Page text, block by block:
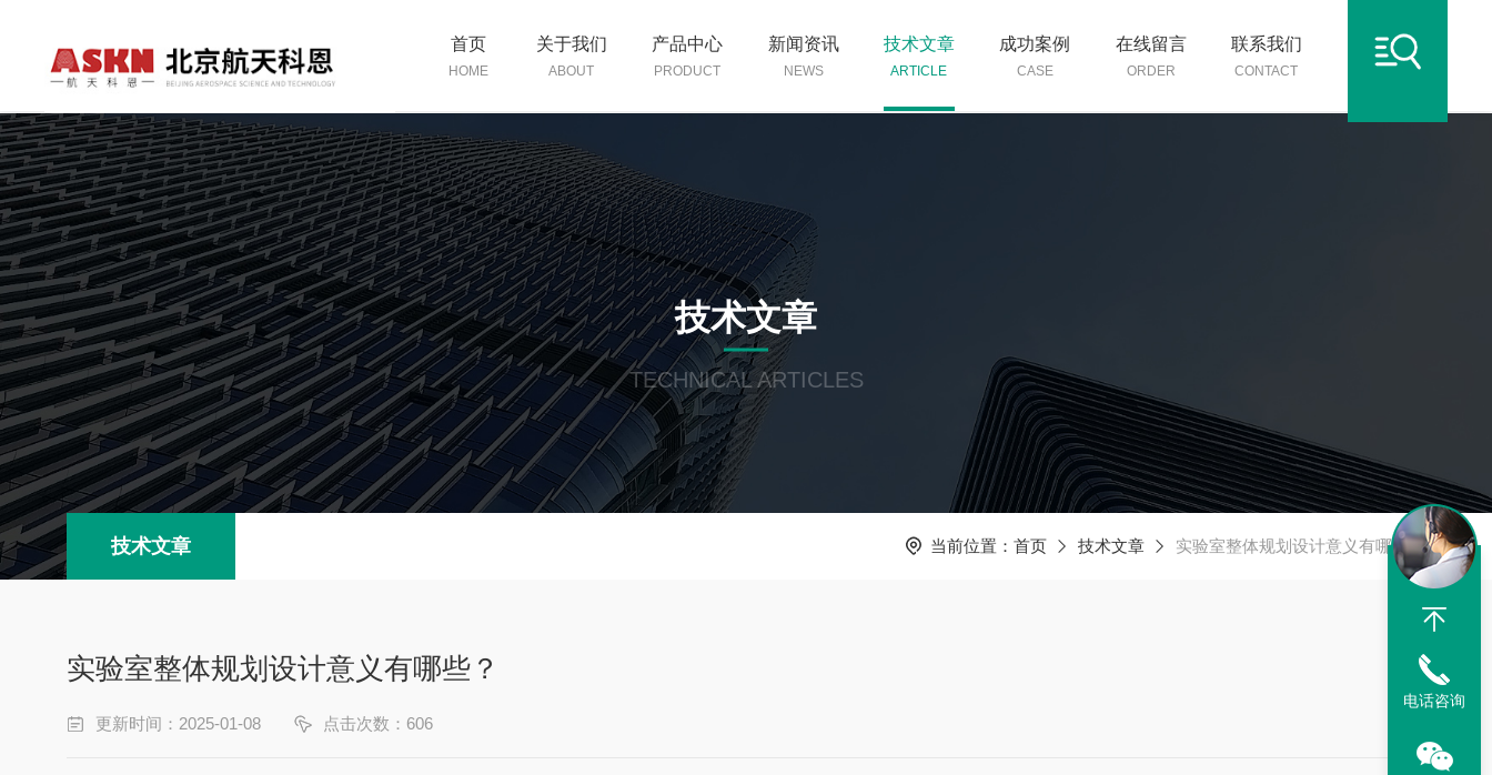
首页
HOME
关于我们
ABOUT
产品中心
PRODUCT
新闻资讯
NEWS
技术文章
ARTICLE
成功案例
CASE
在线留言
ORDER
联系我们
CONTACT
技术文章
TECHNICAL ARTICLES
技术文章 当前位置： 首页 技术文章 实验室整体规划设计意义有哪些？
实验室整体规划设计意义有哪些？
更新时间：2025-01-08 点击次数：606
电话咨询